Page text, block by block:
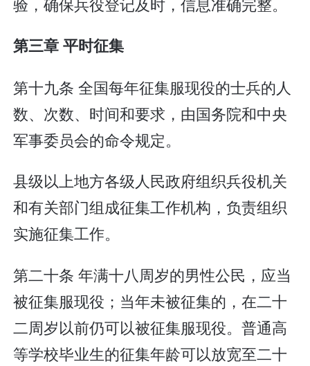
第三章 平时征集
第十九条 全国每年征集服现役的士兵的人
数、次数、时间和要求，由国务院和中央
军事委员会的命令规定。
县级以上地方各级人民政府组织兵役机关
和有关部门组成征集工作机构，负责组织
实施征集工作。
第二十条 年满十八周岁的男性公民，应当
被征集服现役；当年未被征集的，在二十
二周岁以前仍可以被征集服现役。普通高
等学校毕业生的征集年龄可以放宽至二十